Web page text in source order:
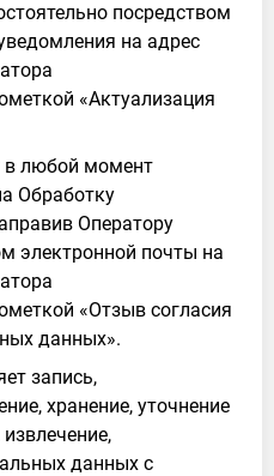
посредством
на адрес
«Актуализация
в любой момент
Обработку
Оператору
электронной почты на
«Отзыв согласия
данных».
запись,
хранение, уточнение
данных с